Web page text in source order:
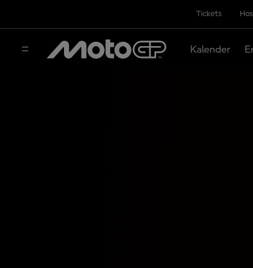
Tickets
Kalender